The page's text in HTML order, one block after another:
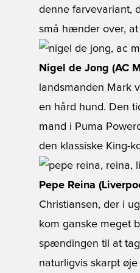
denne farvevariant,
små hænder over,
Nigel de Jong (AC
landsmanden Mark
en hård hund. Den
mand i Puma
den klassiske King-
Pepe Reina
Christiansen, der i
kom ganske meget
spændingen til at
naturligvis skarpt